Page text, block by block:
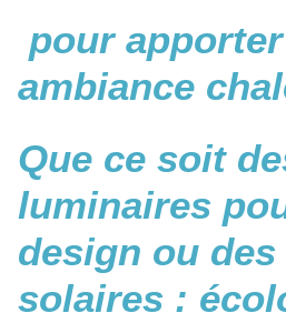
pour
ambiance
Que ce soit
luminaires
design ou
solaires :